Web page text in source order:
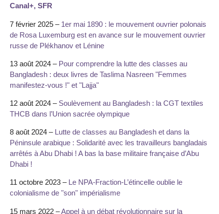
Canal+, SFR
7 février 2025 – 1er mai 1890 : le mouvement ouvrier polonais
de Rosa Luxemburg est en avance sur le mouvement ouvrier
russe de Plékhanov et Lénine
13 août 2024 – Pour comprendre la lutte des classes au
Bangladesh : deux livres de Taslima Nasreen "Femmes
manifestez-vous !" et "Lajja"
12 août 2024 – Soulèvement au Bangladesh : la CGT textiles
THCB dans l’Union sacrée olympique
8 août 2024 – Lutte de classes au Bangladesh et dans la
Péninsule arabique : Solidarité avec les travailleurs bangladais
arrêtés à Abu Dhabi ! A bas la base militaire française d’Abu
Dhabi !
11 octobre 2023 – Le NPA-Fraction-L’étincelle oublie le
colonialisme de "son" impérialisme
15 mars 2022 –Appel à un débat révolutionnaire sur la